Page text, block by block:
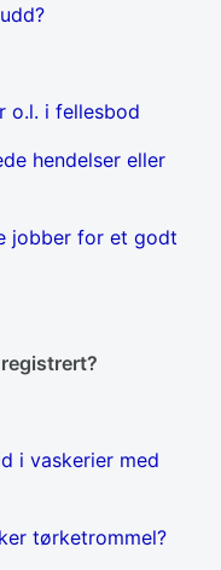
o.l. i fellesbod
hendelser eller
jobber for et godt
i vaskerier med
tørketrommel?